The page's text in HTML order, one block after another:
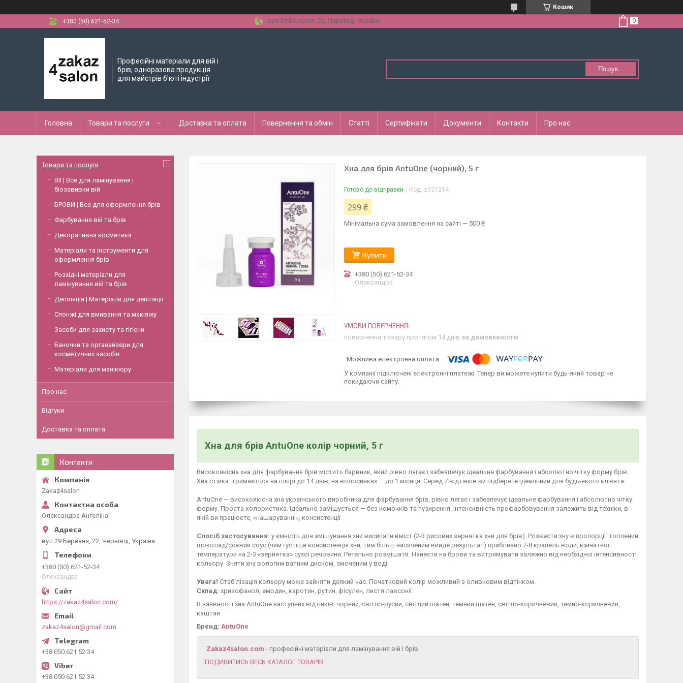
Кошик
+380 (50) 621-52-34
вул.29 Березня, 22, Чернівці, Україна
Професійні матеріали для вій і
брів, одноразова продукція
для майстрів б'юті індустрії
Пошук...
Головна Товари та послуги Доставка та оплата Повернення та обмін Статті Сертифікати Документи Контакти Про нас
Хна для брів AntuOne (чорний), 5 г
Готово до відправки Код: z021214
299 ₴
Мінімальна сума замовлення на сайті — 500 ₴
Купити
+380 (50) 621-52-34
Олександра
повернення товару протягом 14 днів за домовленістю
У компанії підключені електронні платежі. Тепер ви можете купити будь-який товар не
покидаючи сайту.
Хна для брів AntuOne колір чорний, 5 г
Високоякісна хна для фарбування брів містить барвник, який рівно лягає і забезпечує ідеальне фарбування і абсолютно чітку форму брів.
Хна стійка: тримається на шкірі до 14 днів, на волосинках — до 1 місяця. Серед 7 відтінків ви підберете ідеальний для будь-якого клієнта.
AntuOne — високоякісна хна українського виробника для фарбування брів, рівно лягає і забезпечує ідеальне фарбування і абсолютно чітку
форму. Проста колористика. Ідеально замішується — без комочків та пузирення. Інтенсивність профарбовування залежить від техніки, в
якій ви працюєте, «нашаруванні», консистенції.
Спосіб застосування: у ємність для змішування хни висипати вміст (2-3 рисових зернятка хни для брів). Розвести хну в пропорції: топлений
шоколад/соєвий соус (чим густіше консистенція хни, тим більш насиченим вийде результат) приблизно 7-8 крапель води, кімнатної
температури на 2-3 «зернятка» сухої речовини. Ретельно розмішати. Нанести на брови та витримувати залежно від необхідної інтенсивності
кольору. Зняти хну вологим ватним диском, змоченим у воді.
Увага! Стабілізація кольору може зайняти деякий час. Початковий колір можливий з оливковим відтінком.
Склад: хризофанол, емодин, каротин, рутин, фісулен, листя лавсонії.
В наявності хна AntuOne наступних відтінків: чорний, світло-русий, світлий шатен, темний шатен, світло-коричневий, темно-коричневий,
каштан
Бренд: AntuOne
Zakaz4salon.com - професійні матеріали для ламінування вій і брів
ПОДИВИТИСЬ ВЕСЬ КАТАЛОГ ТОВАРІВ
Товари та послуги
ВІЇ | Все для ламінування і
біозавивки вій
БРОВИ | Все для оформлення брів
Фарбування вій та брів
Декоративна косметика
Матеріали та інструменти для
оформлення брів
Розхідні матеріали для
ламінування вій та брів
Депіляція | Матеріали для депіляції
Спонжі для вмивання та макіяжу
Засоби для захисту та гігієни
Баночки та органайзери для
косметичних засобів
Матеріали для манікюру
Про нас
Відгуки
Доставка та оплата
Контакти
Zakaz4salon
Олександра Ангеліна
вул.29 Березня, 22, Чернівці, Україна
+380 (50) 621-52-34
Олександра
https://zakaz4salon.com/
zakaz4salon@gmail.com
+38 050 621 52 34
+38 050 621 52 34